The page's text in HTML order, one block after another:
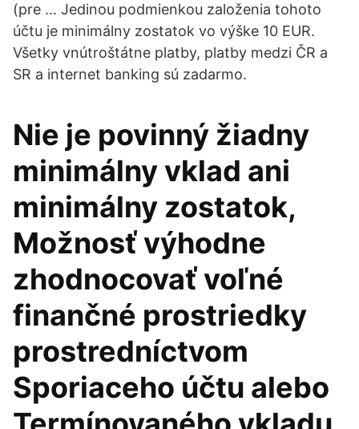
(pre … Jedinou podmienkou založenia tohoto
účtu je minimálny zostatok vo výške 10 EUR.
Všetky vnútroštátne platby, platby medzi ČR a
SR a internet banking sú zadarmo.
Nie je povinný žiadny
minimálny vklad ani
minimálny zostatok,
Možnosť výhodne
zhodnocovať voľné
finančné prostriedky
prostredníctvom
Sporiaceho účtu alebo